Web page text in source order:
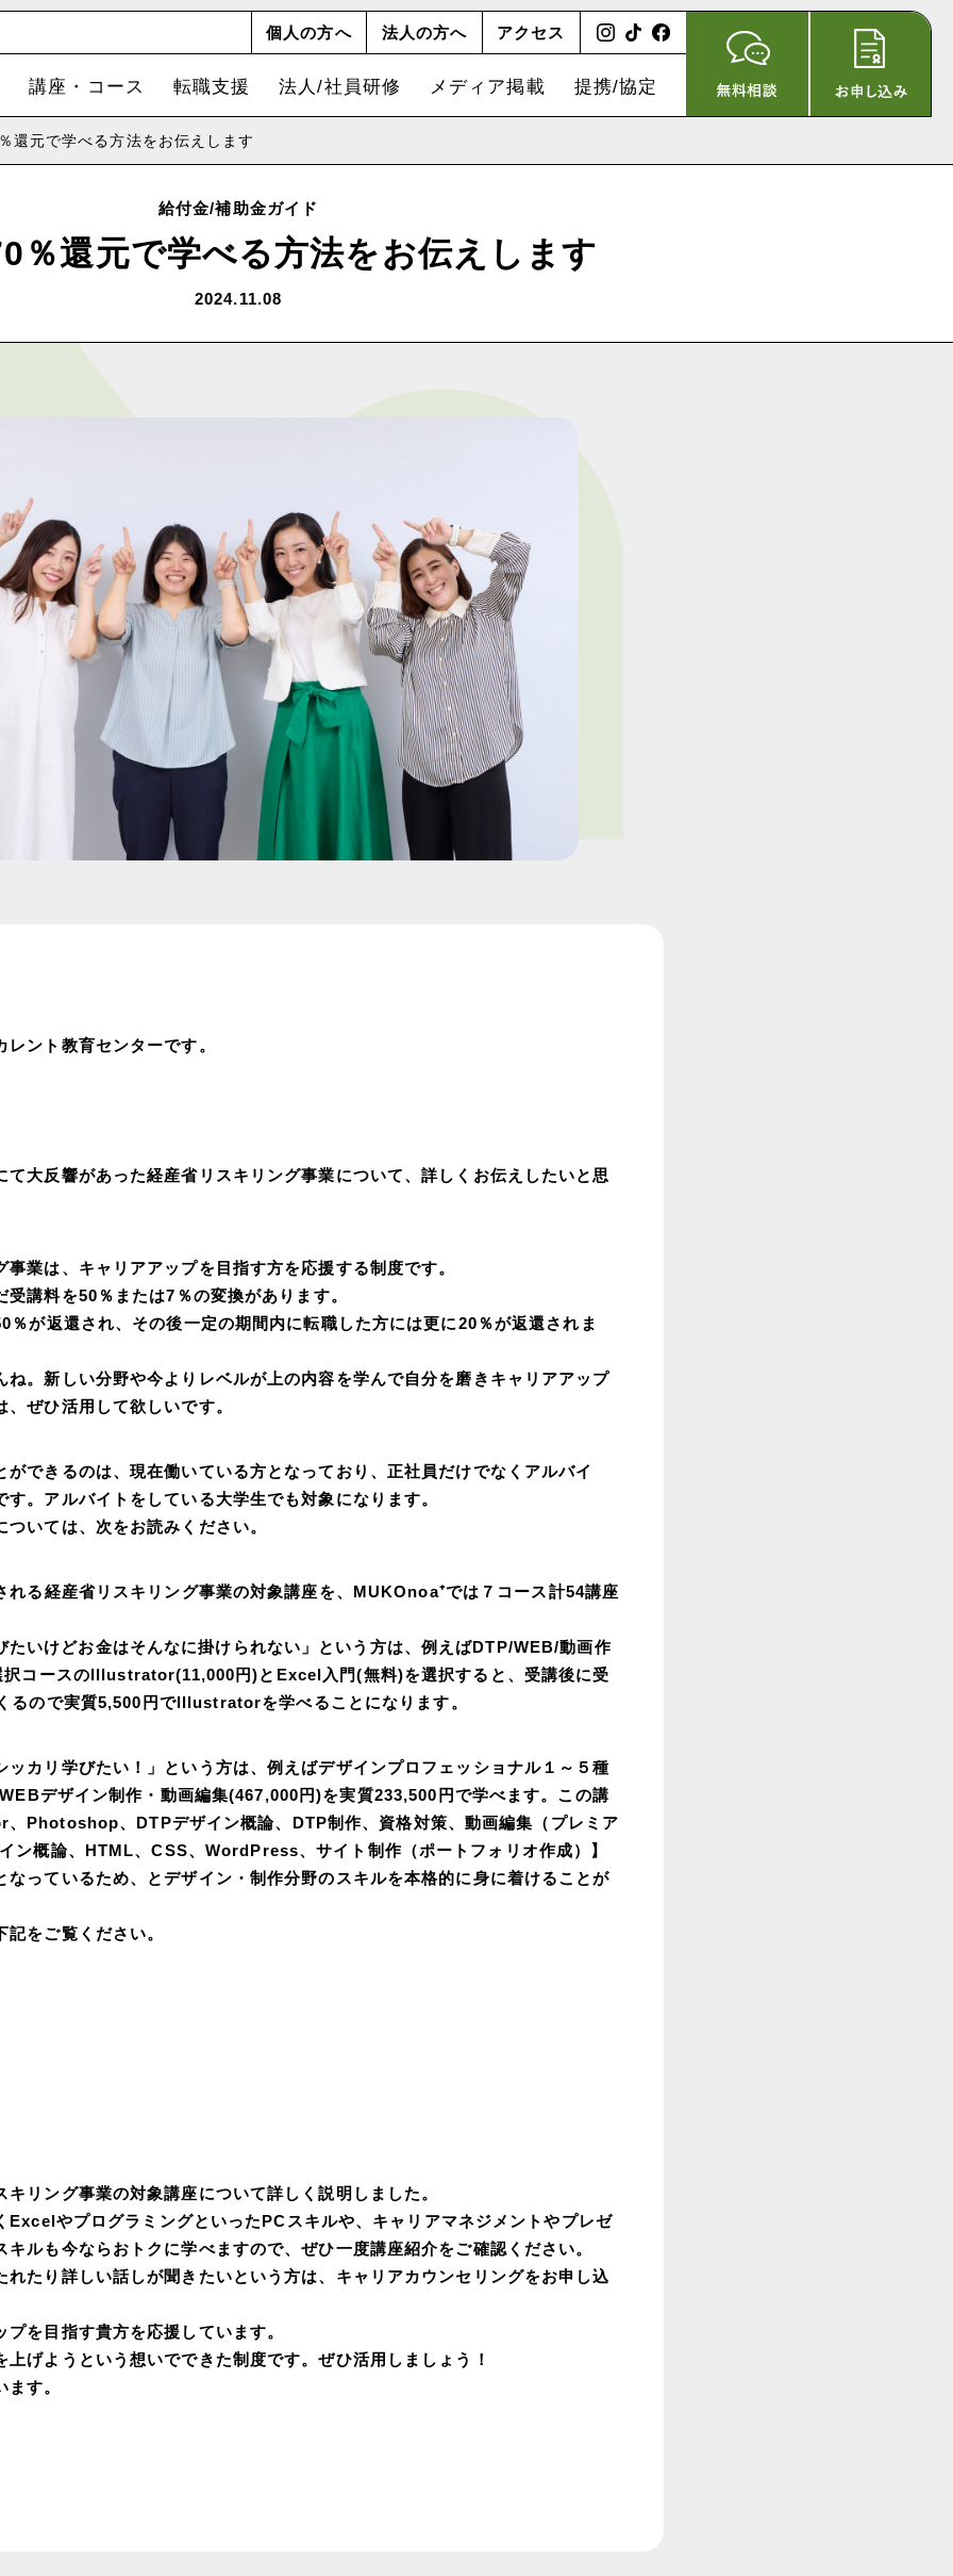
個人の方へ 法人の方へ アクセス
講座・コース 転職支援 法人/社員研修 メディア掲載 提携/協定
還元で学べる方法をお伝えします
給付金/補助金ガイド
％還元で学べる方法をお伝えします
2024.11.08
ント教育センターです。
て大反響があった経産省リスキリング事業について、詳しくお伝えしたいと思
事業は、キャリアアップを目指す方を応援する制度です。
受講料を50％または7％の変換があります。
％が返還され、その後一定の期間内に転職した方には更に20％が返還されま
ね。新しい分野や今よりレベルが上の内容を学んで自分を磨きキャリアアップ
、ぜひ活用して欲しいです。
ができるのは、現在働いている方となっており、正社員だけでなくアルバイ
す。アルバイトをしている大学生でも対象になります。
いては、次をお読みください。
れる経産省リスキリング事業の対象講座を、MUKOnoa⁺では７コース計54講座
いけどお金はそんなに掛けられない」という方は、例えばDTP/WEB/動画作
択コースのIllustrator(11,000円)とExcel入門(無料)を選択すると、受講後に受
るので実質5,500円でIllustratorを学べることになります。
ッカリ学びたい！」という方は、例えばデザインプロフェッショナル１～５種
デザイン制作・動画編集(467,000円)を実質233,500円で学べます。この講
Photoshop、DTPデザイン概論、DTP制作、資格対策、動画編集（プレミア
ン概論、HTML、CSS、WordPress、サイト制作（ポートフォリオ作成）】
なっているため、とデザイン・制作分野のスキルを本格的に身に着けることが
をご覧ください。
キリング事業の対象講座について詳しく説明しました。
ExcelやプログラミングといったPCスキルや、キャリアマネジメントやプレゼ
キルも今ならおトクに学べますので、ぜひ一度講座紹介をご確認ください。
れたり詳しい話しが聞きたいという方は、キャリアカウンセリングをお申し込
プを目指す貴方を応援しています。
上げようという想いでできた制度です。ぜひ活用しましょう！
す。